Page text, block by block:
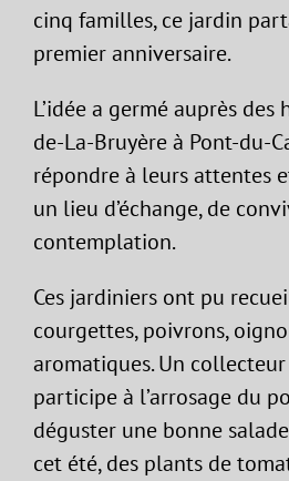
cinq familles, ce jardin
premier anniversaire.
L’idée a germé auprès
de-La-Bruyère à Pont-du-
répondre à leurs attentes
un lieu d’échange, de
contemplation.
Ces jardiniers ont pu
courgettes, poivrons,
aromatiques. Un collecteur
participe à l’arrosage du
déguster une bonne
cet été, des plants de